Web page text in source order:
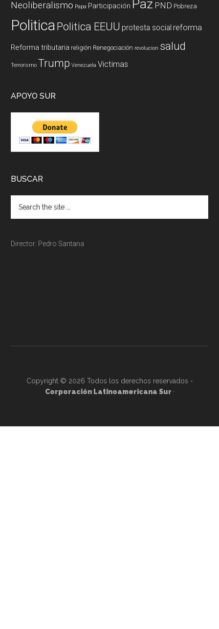
Neoliberalismo Papa Participación Paz PND Pobreza
PoliticaPolitica EEUU protesta social reforma
Reforma tributaria religión Renegociación revolucion salud
Terrorismo Trump Venezuela Victimas
APOYO SUR
BUSCAR
Director: Pedro Santana
Copyright © 2026 Todos los derechos reservados -
Corporación Latinoamericana Sur ·